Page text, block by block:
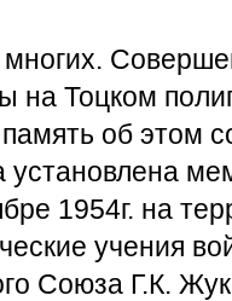
на Тоцком
память об этом
установлена
1954г. на
учения
Союза Г.К.